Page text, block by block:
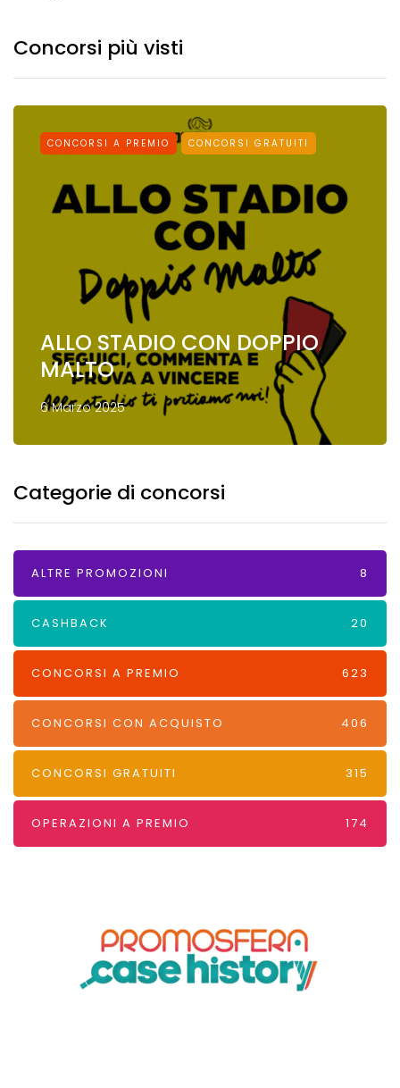
Concorsi più visti
CONCORSI A PREMIO CONCORSI GRATUITI
ALLO STADIO CON DOPPIO
MALTO
6 Marzo 2025
Categorie di concorsi
ALTRE PROMOZIONI 8
CASHBACK 20
CONCORSI A PREMIO 623
CONCORSI CON ACQUISTO 406
CONCORSI GRATUITI 315
OPERAZIONI A PREMIO 174